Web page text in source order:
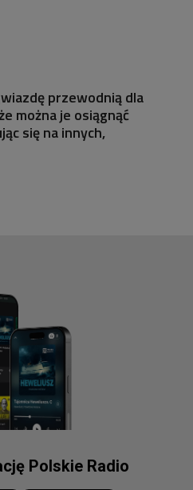
przewodnią dla
można je osiągnąć
się na innych,
Polskie Radio